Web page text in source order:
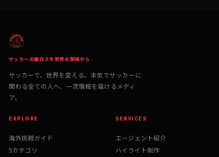
サッカーの面白さを世界の現場から
サッカーで、世界を変える。本気でサッカーに
関わる全ての人へ、一次情報を届けるメディ
ア。
EXPLORE
海外挑戦ガイド
5カテゴリ
SERVICES
エージェント紹介
ハイライト制作